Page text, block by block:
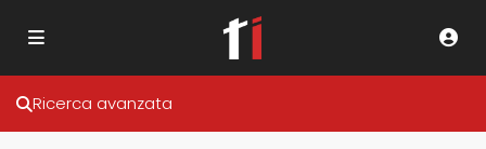
Ricerca avanzata